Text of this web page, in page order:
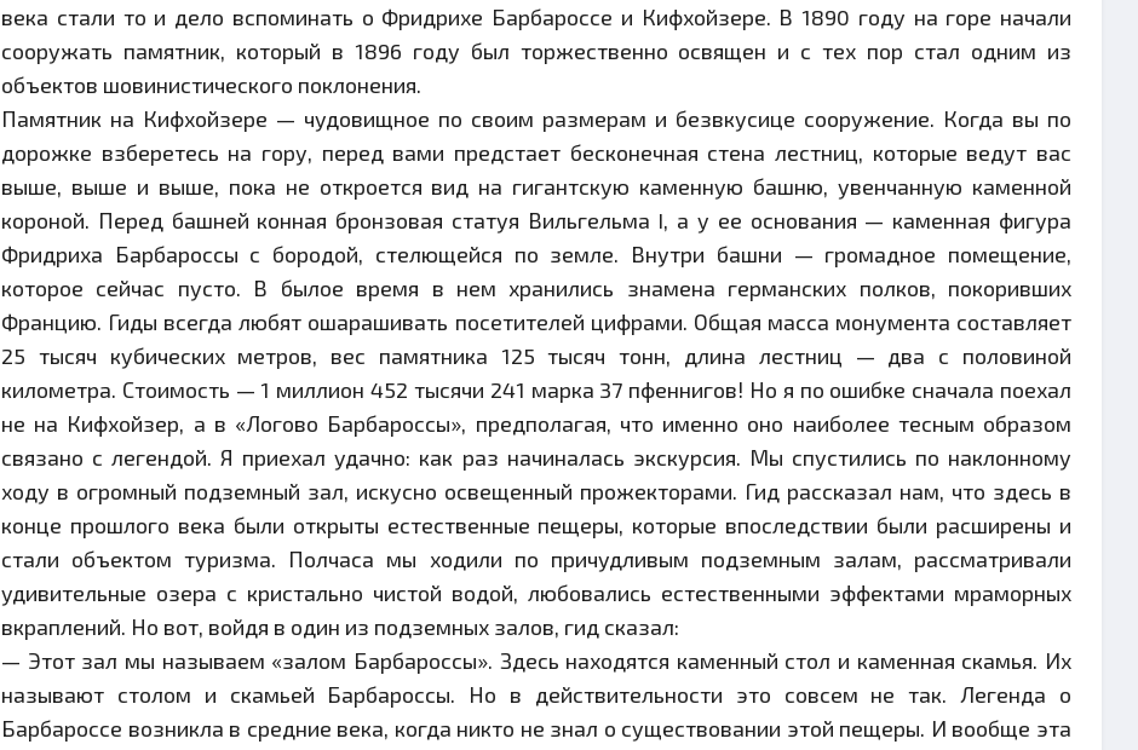
века стали то и дело вспоминать о Фридрихе Барбароссе и Кифхойзере. В 1890 году на горе начали
сооружать памятник, который в 1896 году был торжественно освящен и с тех пор стал одним из
объектов шовинистического поклонения.
Памятник на Кифхойзере — чудовищное по своим размерам и безвкусице сооружение. Когда вы по
дорожке взберетесь на гору, перед вами предстает бесконечная стена лестниц, которые ведут вас
выше, выше и выше, пока не откроется вид на гигантскую каменную башню, увенчанную каменной
короной. Перед башней конная бронзовая статуя Вильгельма I, а у ее основания — каменная фигура
Фридриха Барбароссы с бородой, стелющейся по земле. Внутри башни — громадное помещение,
которое сейчас пусто. В былое время в нем хранились знамена германских полков, покоривших
Францию. Гиды всегда любят ошарашивать посетителей цифрами. Общая масса монумента составляет
25 тысяч кубических метров, вес памятника 125 тысяч тонн, длина лестниц — два с половиной
километра. Стоимость — 1 миллион 452 тысячи 241 марка 37 пфеннигов! Но я по ошибке сначала поехал
не на Кифхойзер, а в «Логово Барбароссы», предполагая, что именно оно наиболее тесным образом
связано с легендой. Я приехал удачно: как раз начиналась экскурсия. Мы спустились по наклонному
ходу в огромный подземный зал, искусно освещенный прожекторами. Гид рассказал нам, что здесь в
конце прошлого века были открыты естественные пещеры, которые впоследствии были расширены и
стали объектом туризма. Полчаса мы ходили по причудливым подземным залам, рассматривали
удивительные озера с кристально чистой водой, любовались естественными эффектами мраморных
вкраплений. Но вот, войдя в один из подземных залов, гид сказал:
— Этот зал мы называем «залом Барбароссы». Здесь находятся каменный стол и каменная скамья. Их
называют столом и скамьей Барбароссы. Но в действительности это совсем не так. Легенда о
Барбароссе возникла в средние века, когда никто не знал о существовании этой пещеры. И вообще эта